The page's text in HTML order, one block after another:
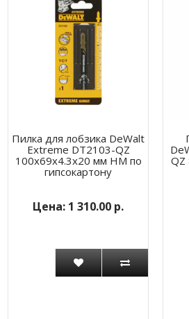
Пилка для лобзика DeWalt
Extreme DT2103-QZ
100x69x4.3x20 мм HM по
гипсокартону
1 310.00 р.
QZ